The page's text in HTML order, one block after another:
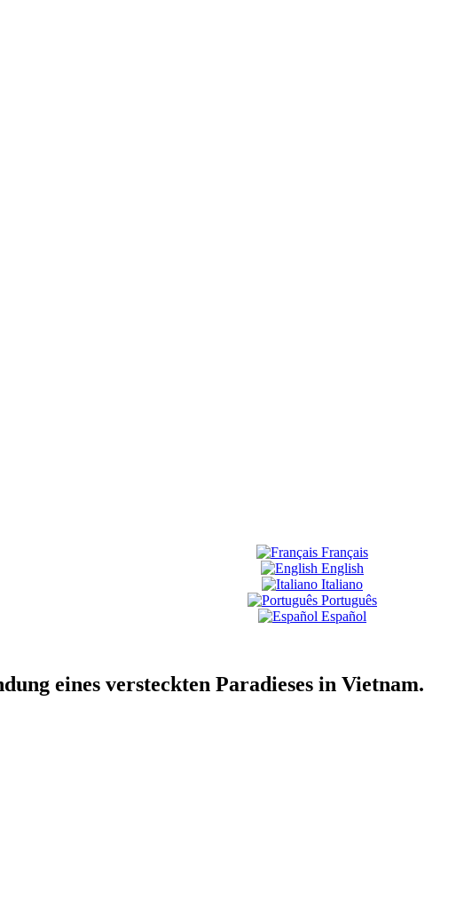
Français
English
Italiano
Português
Español
eines versteckten Paradieses in Vietnam.